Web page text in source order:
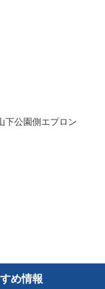
下公園側エプロン
め情報